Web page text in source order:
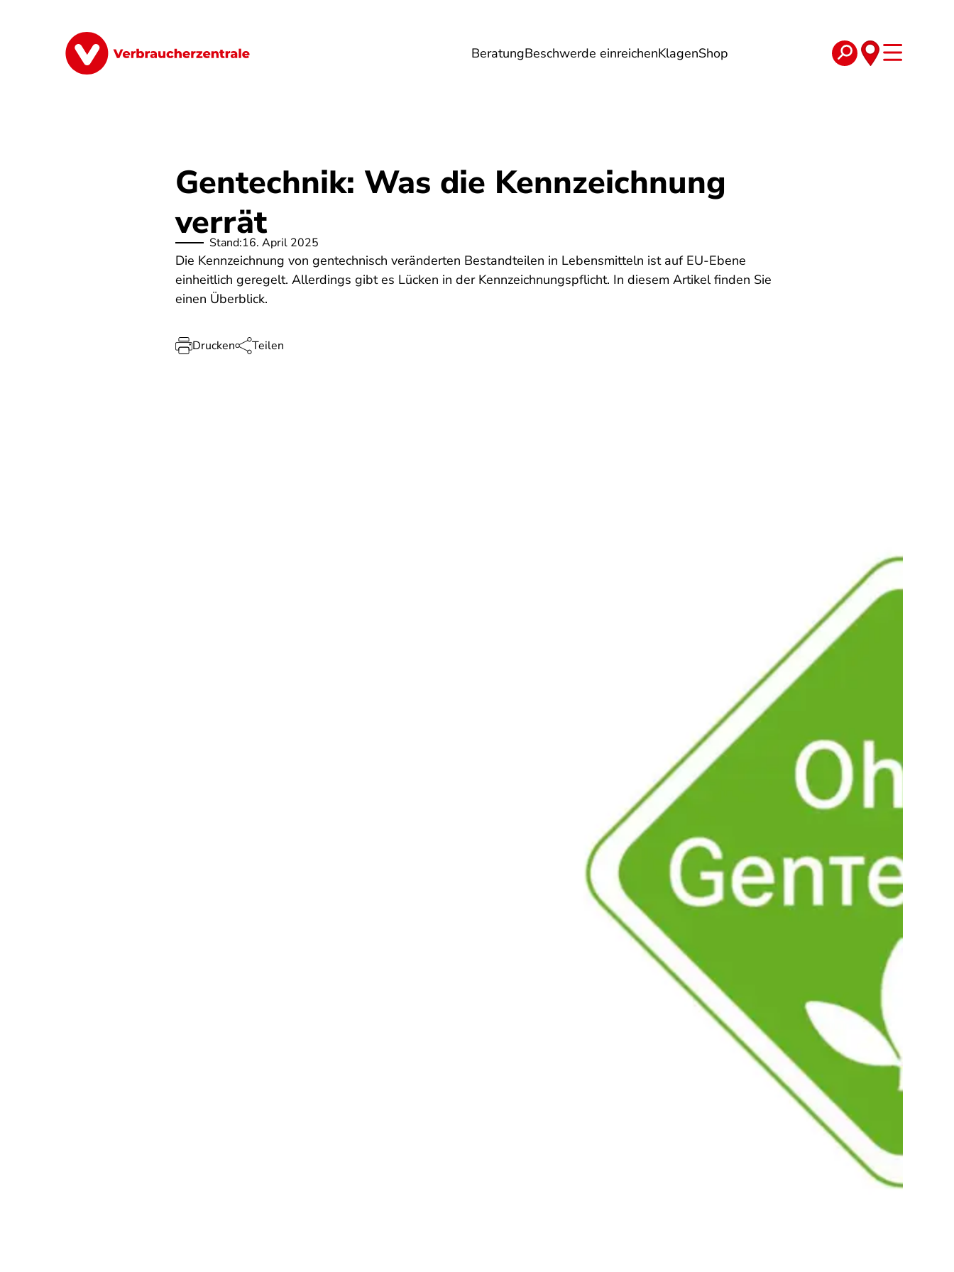
BeratungBeschwerde einreichenKlagenShop
Finanzen Digitales Lebensmittel Gesundheit Energie Reise Verträge
Gentechnik: Was die Kennzeichnung
verrät
Stand:16. April 2025
Die Kennzeichnung von gentechnisch veränderten Bestandteilen in Lebensmitteln ist auf EU-Ebene
einheitlich geregelt. Allerdings gibt es Lücken in der Kennzeichnungspflicht. In diesem Artikel finden Sie
einen Überblick.
Drucken Teilen